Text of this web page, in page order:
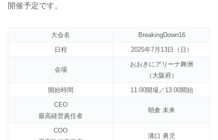
開催予定です。
大会名
BreakingDown16
日程
2025年7月13日（日）
会場
おおきにアリーナ舞洲
（大阪府）
開始時間
11:00開場／13:00開始
CEO
最高経営責任者
朝倉 未来
COO
溝口 勇児